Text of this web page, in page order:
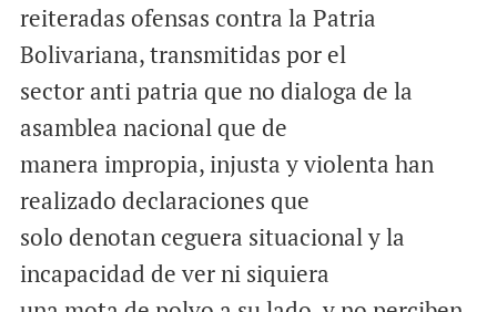
reiteradas ofensas contra la Patria
Bolivariana, transmitidas por el
sector anti patria que no dialoga de la
asamblea nacional que de
manera impropia, injusta y violenta han
realizado declaraciones que
solo denotan ceguera situacional y la
incapacidad de ver ni siquiera